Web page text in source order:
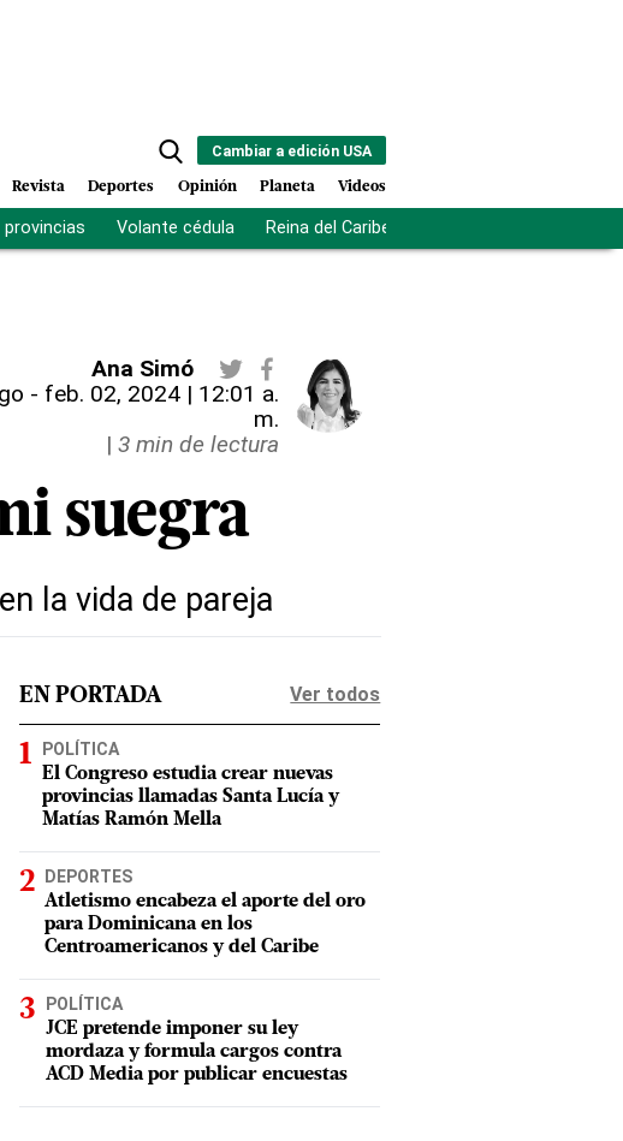
Cambiar a edición USA
Revista Deportes Opinión Planeta Videos
provincias Volante cédula Reina del Caribe
Ana Simó
- feb. 02, 2024 | 12:01 a.
m.
| 3 min de lectura
suegra
la vida de pareja
EN PORTADA Ver todos
POLÍTICA
El Congreso estudia crear nuevas
provincias llamadas Santa Lucía y
Matías Ramón Mella
DEPORTES
Atletismo encabeza el aporte del oro
para Dominicana en los
Centroamericanos y del Caribe
POLÍTICA
JCE pretende imponer su ley
mordaza y formula cargos contra
ACD Media por publicar encuestas